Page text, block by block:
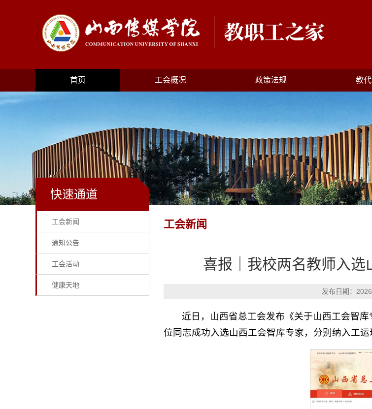
首页 工会概况 政策法规 教
快速通道
工会新闻
通知公告
工会活动
健康天地
工会新闻
喜报｜我校两名教师入
发布日期：
近日，山西省总工会发布《关于山西工会智
位同志成功入选山西工会智库专家，分别纳入工运